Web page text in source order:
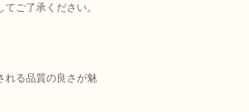
ご了承ください。
れる品質の良さが魅